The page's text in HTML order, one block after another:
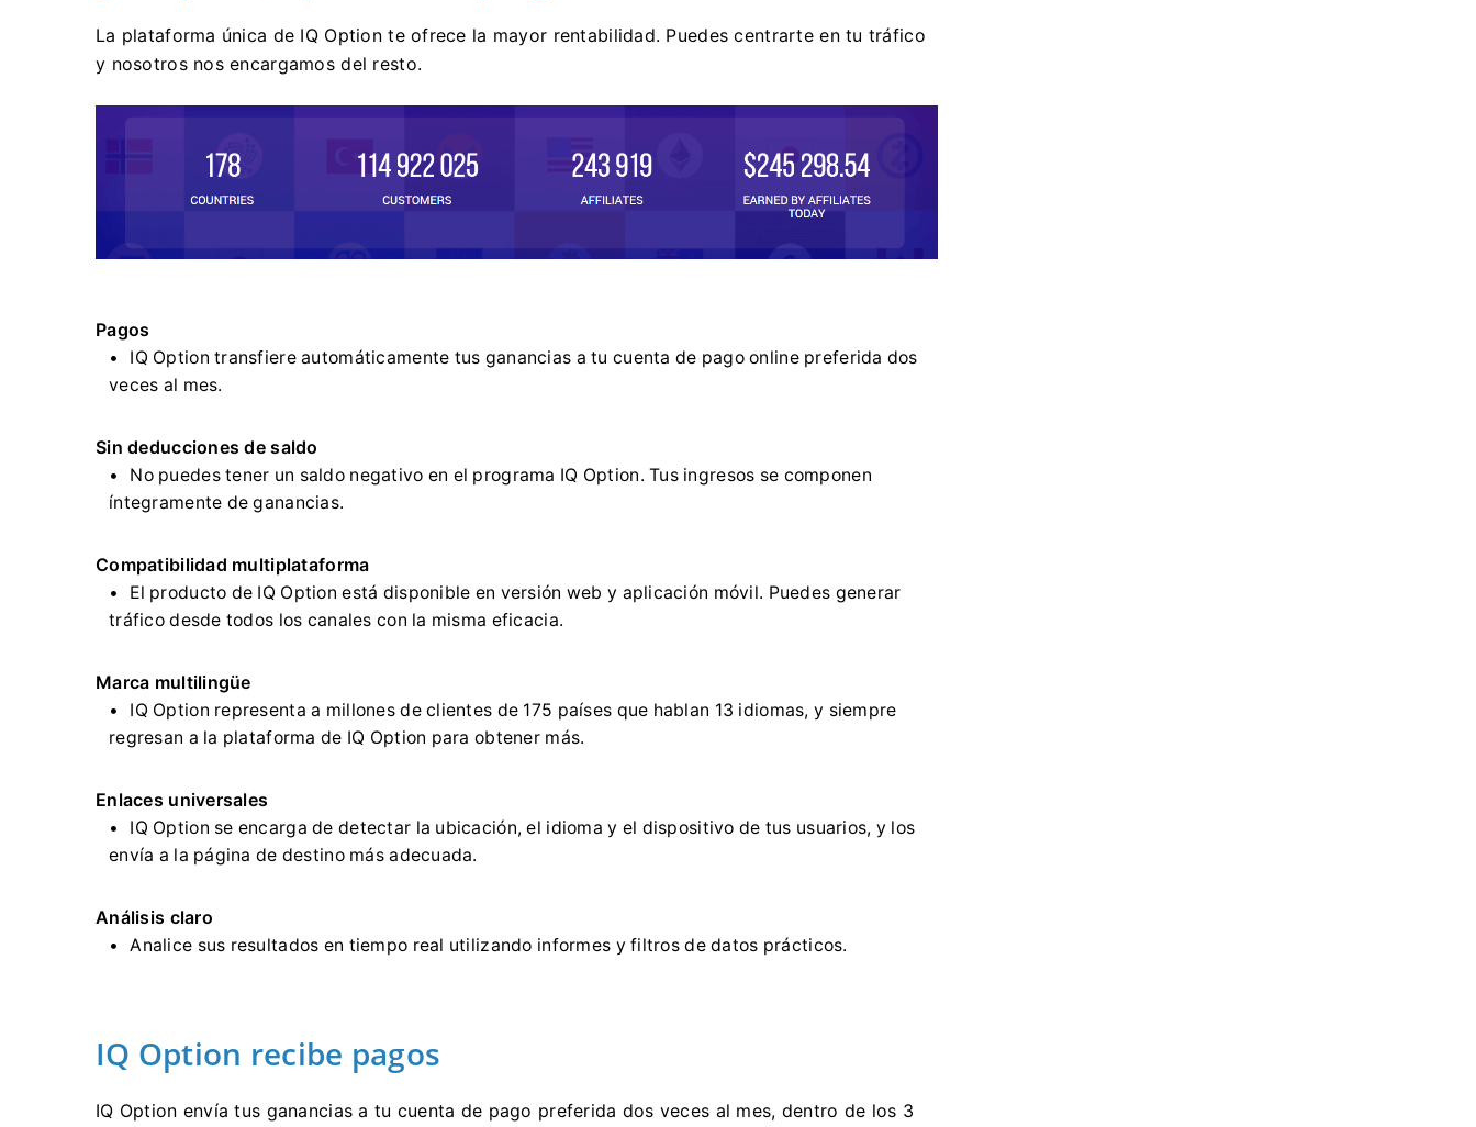
La plataforma única de IQ Option te ofrece la mayor rentabilidad. Puedes centrarte en tu tráfico
y nosotros nos encargamos del resto.
Pagos
IQ Option transfiere automáticamente tus ganancias a tu cuenta de pago online preferida dos
veces al mes.
Sin deducciones de saldo
No puedes tener un saldo negativo en el programa IQ Option. Tus ingresos se componen
íntegramente de ganancias.
Compatibilidad multiplataforma
El producto de IQ Option está disponible en versión web y aplicación móvil. Puedes generar
tráfico desde todos los canales con la misma eficacia.
Marca multilingüe
IQ Option representa a millones de clientes de 175 países que hablan 13 idiomas, y siempre
regresan a la plataforma de IQ Option para obtener más.
Enlaces universales
IQ Option se encarga de detectar la ubicación, el idioma y el dispositivo de tus usuarios, y los
envía a la página de destino más adecuada.
Análisis claro
Analice sus resultados en tiempo real utilizando informes y filtros de datos prácticos.
IQ Option recibe pagos
IQ Option envía tus ganancias a tu cuenta de pago preferida dos veces al mes, dentro de los 3